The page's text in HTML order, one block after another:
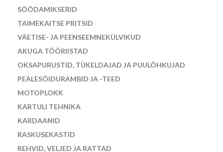
SÖÖDAMIKSERID
TAIMEKAITSE PRITSID
VÄETISE- JA PEENSEEMNEKÜLVIKUD
AKUGA TÖÖRIISTAD
OKSAPURUSTID, TÜKELDAJAD JA PUULÕHKUJAD
PEALESÕIDURAMBID JA -TEED
MOTOPLOKK
KARTULI TEHNIKA
KARDAANID
RASKUSEKASTID
REHVID, VELJED JA RATTAD